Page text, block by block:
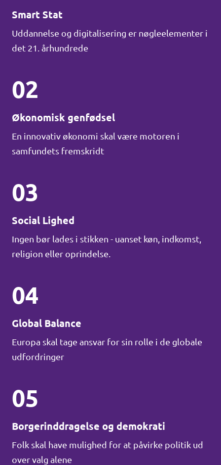
Smart Stat
Uddannelse og digitalisering er nøgleelementer i
det 21. århundrede
02
Økonomisk genfødsel
En innovativ økonomi skal være motoren i
samfundets fremskridt
03
Social Lighed
Ingen bør lades i stikken - uanset køn, indkomst,
religion eller oprindelse.
04
Global Balance
Europa skal tage ansvar for sin rolle i de globale
udfordringer
05
Borgerinddragelse og demokrati
Folk skal have mulighed for at påvirke politik ud
over valg alene